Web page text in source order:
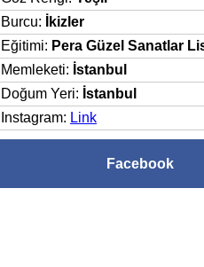
Burcu:
İkizler
Eğitimi: Pera Güzel Sanatlar
Memleketi: İstanbul
Doğum Yeri: İstanbul
Instagram: Link
Facebook